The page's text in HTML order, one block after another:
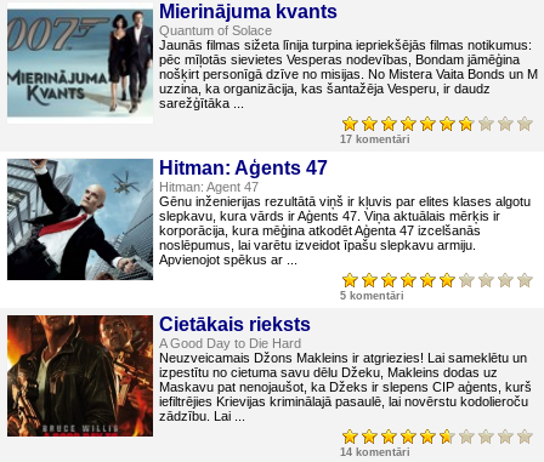
Mierinājuma kvants
Quantum of Solace
Jaunās filmas sižeta līnija turpina iepriekšējās filmas notikumus:
pēc mīļotās sievietes Vesperas nodevības, Bondam jāmēģina
nošķirt personīgā dzīve no misijas. No Mistera Vaita Bonds un M
uzzina, ka organizācija, kas šantažēja Vesperu, ir daudz
sarežģītāka ...
17 komentāri
Hitman: Aģents 47
Hitman: Agent 47
Gēnu inženierijas rezultātā viņš ir kļuvis par elites klases algotu
slepkavu, kura vārds ir Aģents 47. Viņa aktuālais mērķis ir
korporācija, kura mēģina atkodēt Aģenta 47 izcelšanās
noslēpumus, lai varētu izveidot īpašu slepkavu armiju.
Apvienojot spēkus ar ...
5 komentāri
Cietākais rieksts
A Good Day to Die Hard
Neuzveicamais Džons Makleins ir atgriezies! Lai sameklētu un
izpestītu no cietuma savu dēlu Džeku, Makleins dodas uz
Maskavu pat nenojaušot, ka Džeks ir slepens CIP aģents, kurš
iefiltrējies Krievijas kriminālajā pasaulē, lai novērstu kodolieroču
zādzību. Lai ...
14 komentāri